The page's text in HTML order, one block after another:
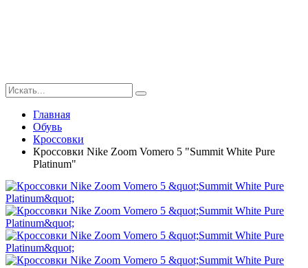
Главная
Обувь
Кроссовки
Кроссовки Nike Zoom Vomero 5 "Summit White Pure
Platinum"